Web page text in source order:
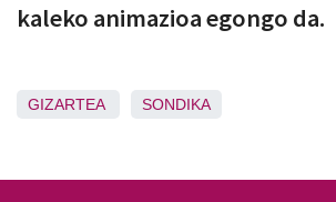
kaleko animazioa egongo da.
GIZARTEA SONDIKA